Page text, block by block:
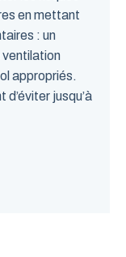
en mettant
: un
appropriés.
jusqu’à